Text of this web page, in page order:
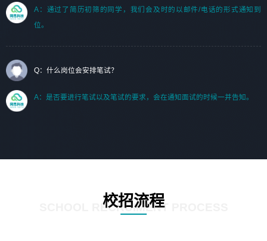
A：通过了简历初筛的同学，我们会及时的以邮件/电话的形式通知到
位。
Q：什么岗位会安排笔试？
A：是否要进行笔试以及笔试的要求，会在通知面试的时候一并告知。
校招流程
SCHOOL RECRUIMENT PROCESS